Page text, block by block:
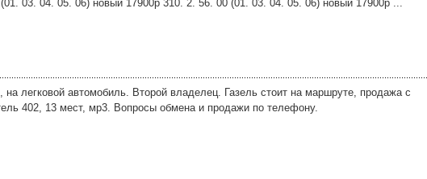
03. 04. 05. 06) новый 17900р 310. 2. 56. 00 (01. 03. 04. 05. 06) новый 17900р ...
легковой автомобиль. Второй владелец. Газель стоит на маршруте, продажа с
402, 13 мест, мр3. Вопросы обмена и продажи по телефону.